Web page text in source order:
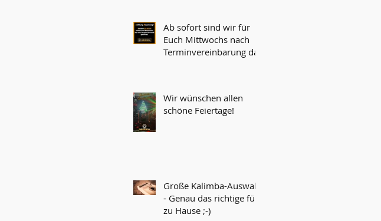
Ab sofort sind wir für
Euch Mittwochs nach
Terminvereinbarung da!
Wir wünschen allen
schöne Feiertage!
Große Kalimba-Auswahl
- Genau das richtige für
zu Hause ;-)